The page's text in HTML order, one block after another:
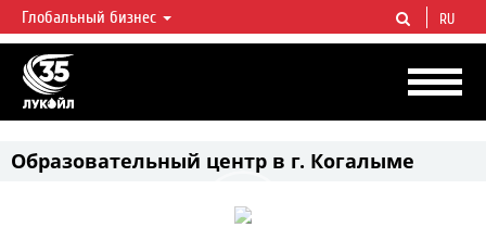
ЛУКОЙЛ СЕГОДНЯ
ЛУКОЙЛ — одна из крупнейших вертикально интегрированных
нефтегазовых компаний в мире, на долю которой приходится более 2%
мировой добычи нефти и около 1% доказанных запасов углеводородов.
Глобальный бизнес RU
Образовательный центр в г. Когалыме